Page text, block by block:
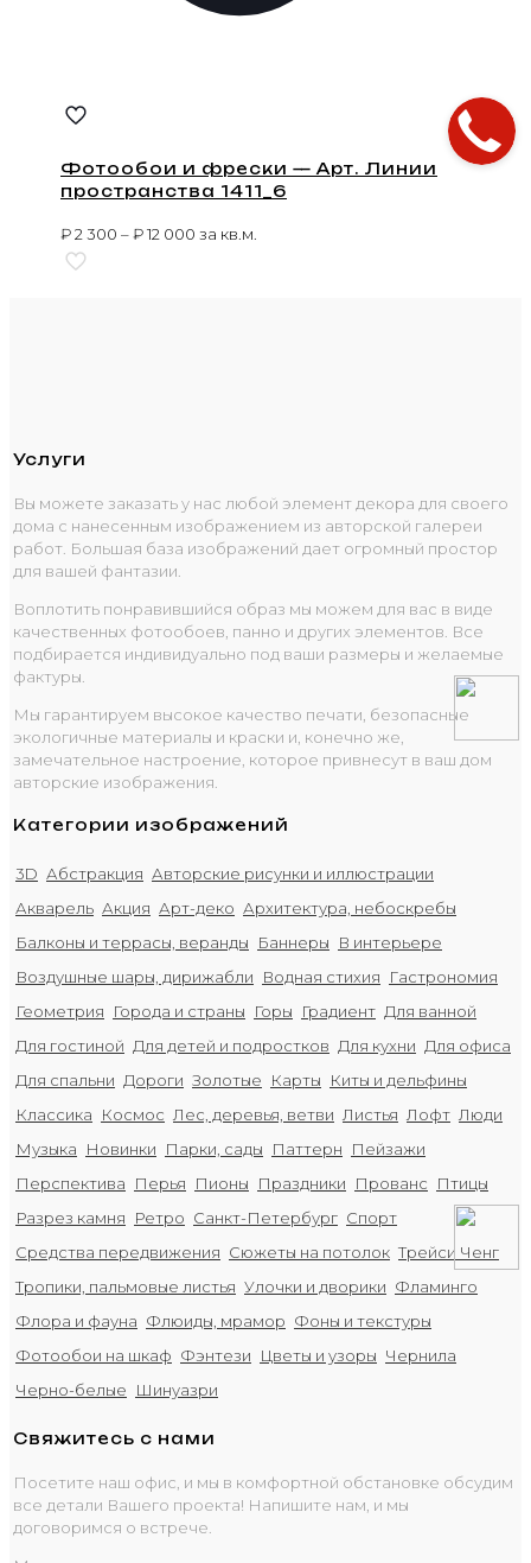
Фотообои и фрески — Арт. Линии
пространства 1411_6
₽2 300 –₽12 000 за кв.м.
Услуги
Вы можете заказать у нас любой элемент декора для своего
дома с нанесенным изображением из авторской галереи
работ. Большая база изображений дает огромный простор
для вашей фантазии.
Воплотить понравившийся образ мы можем для вас в виде
качественных фотообоев, панно и других элементов. Все
подбирается индивидуально под ваши размеры и желаемые
фактуры.
Мы гарантируем высокое качество печати, безопасные
экологичные материалы и краски и, конечно же,
замечательное настроение, которое привнесут в ваш дом
авторские изображения.
Категории изображений
3D Абстракция Авторские рисунки и иллюстрации
Акварель Акция Арт-деко Архитектура, небоскребы
Балконы и террасы, веранды
Баннеры
В интерьере
Воздушные шары, дирижабли
Водная стихия
Гастрономия
Геометрия
Города и страны Горы Градиент Для ванной
Для гостиной Для детей и подростков Для кухни Для офиса
Для спальни Дороги Золотые Карты
Киты и дельфины
Классика
Космос Лес, деревья, ветви Листья Лофт Люди
Музыка
Новинки Парки, сады Паттерн
Пейзажи
Перспектива
Перья Пионы Праздники Прованс
Птицы
Разрез камня
Ретро Санкт-Петербург Спорт
Средства передвижения Сюжеты на потолок Трейси Ченг
Тропики, пальмовые листья Улочки и дворики Фламинго
Флора и фауна Флюиды, мрамор Фоны и текстуры
Фотообои на шкаф Фэнтези Цветы и узоры Чернила
Черно-белые
Шинуазри
Свяжитесь с нами
Посетите наш офис, и мы в комфортной обстановке обсудим
все детали Вашего проекта! Напишите нам, и мы
договоримся о встрече.